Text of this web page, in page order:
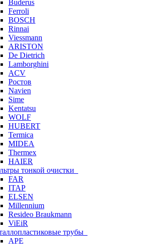
Buderus
Ferroli
BOSCH
Rinnai
Viessmann
ARISTON
De Dietrich
Lamborghini
ACV
Ростов
Navien
Sime
Kentatsu
WOLF
HUBERT
Termica
MIDEA
Thermex
HAIER
тонкой очистки
FAR
ITAP
ELSEN
Millennium
Resideo Braukmann
ViEiR
трубы
APE